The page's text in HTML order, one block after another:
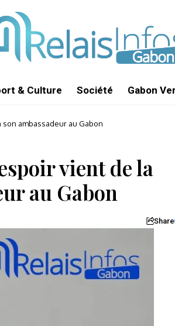
& Culture Société Gabon
son ambassadeur au Gabon
vient de la
au Gabon
Share